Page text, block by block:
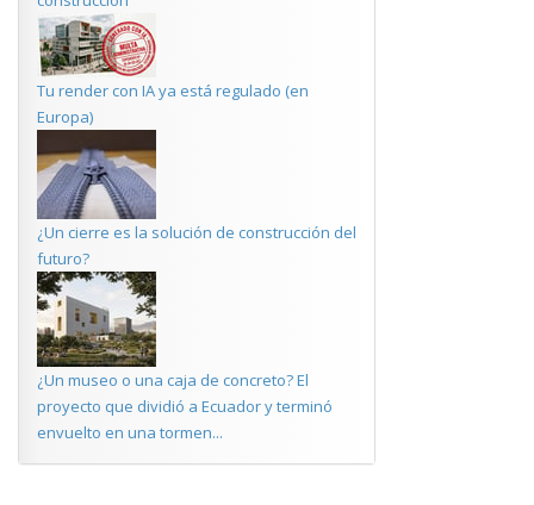
Tu render con IA ya está regulado (en
Europa)
¿Un cierre es la solución de construcción del
futuro?
¿Un museo o una caja de concreto? El
proyecto que dividió a Ecuador y terminó
envuelto en una tormen...